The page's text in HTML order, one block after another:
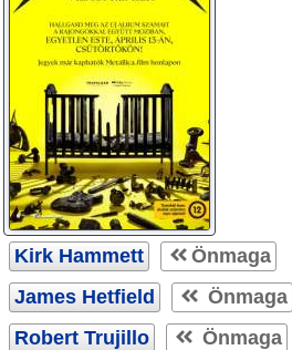
Kirk Hammett
Önmaga
James Hetfield
Önmaga
Robert Trujillo
Önmaga